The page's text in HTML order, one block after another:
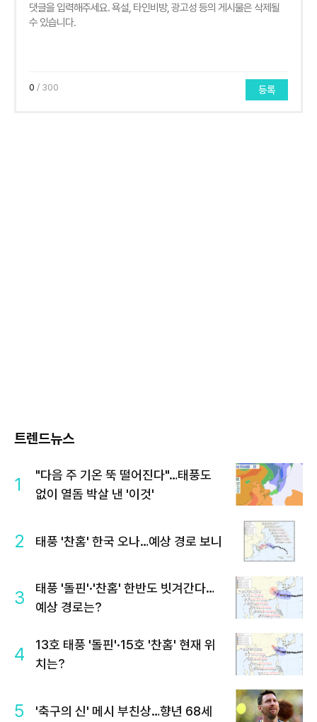
0 / 300 등록
트렌드뉴스
1
"다음 주 기온 뚝 떨어진다"…태풍도
없이 열돔 박살 낸 '이것'
2 태풍 '찬홈' 한국 오나…예상 경로 보니
3
태풍 '돌핀'·'찬홈' 한반도 빗겨간다…
예상 경로는?
4
13호 태풍 '돌핀'·15호 '찬홈' 현재 위
치는?
5 '축구의 신' 메시 부친상…향년 68세